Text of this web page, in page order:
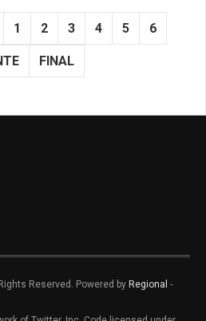
1 2 3 4 5 6
FINAL
Reserved. Powered by Regional -